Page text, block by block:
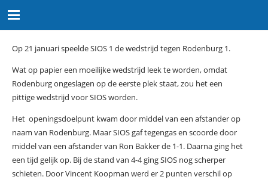
Op 21 januari speelde SIOS 1 de wedstrijd tegen Rodenburg 1.
Wat op papier een moeilijke wedstrijd leek te worden, omdat
Rodenburg ongeslagen op de eerste plek staat, zou het een
pittige wedstrijd voor SIOS worden.
Het openingsdoelpunt kwam door middel van een afstander op
naam van Rodenburg. Maar SIOS gaf tegengas en scoorde door
middel van een afstander van Ron Bakker de 1-1. Daarna ging het
een tijd gelijk op. Bij de stand van 4-4 ging SIOS nog scherper
schieten. Door Vincent Koopman werd er 2 punten verschil op